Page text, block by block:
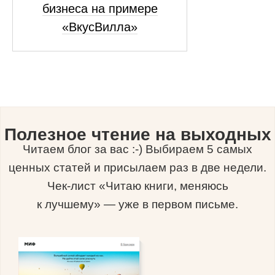
бизнеса на примере
«ВкусВилла»
Полезное чтение на выходных
Читаем блог за вас :-) Выбираем 5 самых
ценных статей и присылаем раз в две недели.
Чек-лист «Читаю книги, меняюсь
к лучшему» — уже в первом письме.